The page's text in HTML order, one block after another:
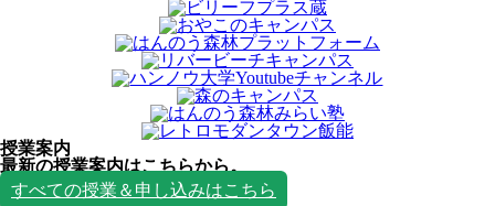
授業案内
最新の授業案内はこちらから。
授業一覧
すべての授業＆申し込みはこちら